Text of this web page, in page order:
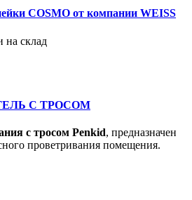
COSMO от компании WEISS
на склад
С ТРОСОМ
с тросом Penkid, предназначен
проветривания помещения.